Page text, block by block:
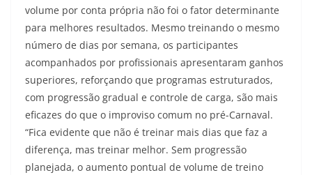
volume por conta própria não foi o fator determinante
para melhores resultados. Mesmo treinando o mesmo
número de dias por semana, os participantes
acompanhados por profissionais apresentaram ganhos
superiores, reforçando que programas estruturados,
com progressão gradual e controle de carga, são mais
eficazes do que o improviso comum no pré-Carnaval.
“Fica evidente que não é treinar mais dias que faz a
diferença, mas treinar melhor. Sem progressão
planejada, o aumento pontual de volume de treino